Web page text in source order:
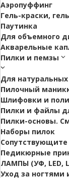
Аэропуффинг
Гель-краски,
Паутинка
Для объемного
Акварельные
Пилки и пемзы
Для
Пилочный
Шлифовки и
Пилки и файлы
Пилки-основы.
Наборы пилок
Педикюрные
ЛАМПЫ (УФ, LED,
Уход за ногтями